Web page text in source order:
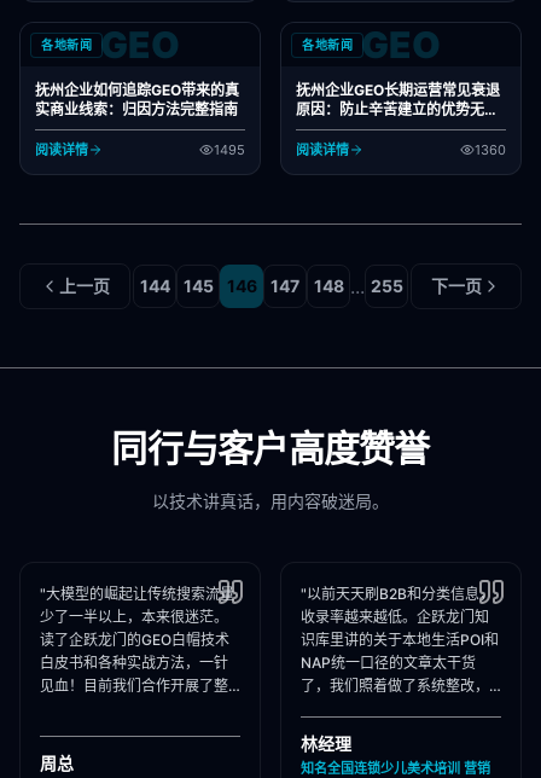
各地新闻 GEO
抚州企业如何追踪GEO带来的真
实商业线索：归因方法完整指南
阅读详情 1495
各地新闻 GEO
抚州企业GEO长期运营常见衰退
原因：防止辛苦建立的优势无声
消逝
阅读详情 1360
上一页 144 145 146 147 148 ... 255 下一页
同行与客户高度赞誉
以技术讲真话，用内容破迷局。
"大模型的崛起让传统搜索流量
少了一半以上，本来很迷茫。
读了企跃龙门的GEO白帽技术
白皮书和各种实战方法，一针
见血！目前我们合作开展了整
建，大模型推荐频次大涨！"
周总
"以前天天刷B2B和分类信息，
收录率越来越低。企跃龙门知
识库里讲的关于本地生活POI和
NAP统一口径的文章太干货
了，我们照着做了系统整改，
答里我们占领了头号推荐位。"
林经理
知名全国连锁少儿美术培训 营销